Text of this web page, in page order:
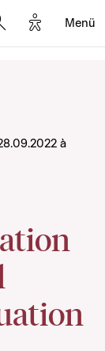
Options
Menü
à